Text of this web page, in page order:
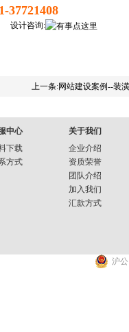
37721408
设计咨询:
上一条:网站建设案例--装
中心
下载
方式
关于我们
企业介绍
资质荣誉
团队介绍
加入我们
汇款方式
沪公